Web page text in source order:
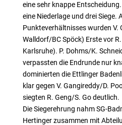
eine sehr knappe
eine Niederlage und drei Siege.
Punkteverhältnisses wurden V.
Walldorf/BC Spöck) Erste vor
Karlsruhe). P. Dohms/K.
verpassten die Endrunde nur
dominierten die Ettlinger
klar gegen V. Gangireddy/D.
siegten R. Geng/S. Go deutlich.
Die Siegerehrung nahm SG-
Hertinger zusammen mit